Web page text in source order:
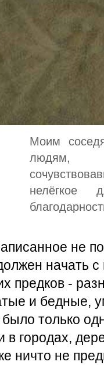
Моим
людям,
не
начать
предков -
и бедные,
только
в городах,
ничто не